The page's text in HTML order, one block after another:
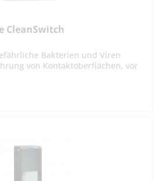
CleanSwitch
Bakterien und Viren
von Kontaktoberflächen, vor